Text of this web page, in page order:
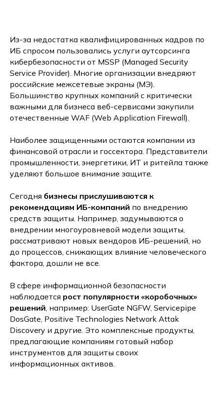
Из-за недостатка квалифицированных кадров по
ИБ спросом пользовались услуги аутсорсинга
кибербезопасности от MSSP (Managed Security
Service Provider). Многие организации внедряют
российские межсетевые экраны (МЭ).
Большинство крупных компаний с критически
важными для бизнеса веб-сервисами закупили
отечественные WAF (Web Application Firewall).
Наиболее защищенными остаются компании из
финансовой отрасли и госсектора. Представители
промышленности, энергетики, ИТ и ритейла также
уделяют большое внимание защите.
Сегодня бизнесы прислушиваются к
рекомендациям ИБ-компаний по внедрению
средств защиты. Например, задумываются о
внедрении многоуровневой модели защиты,
рассматривают новых вендоров ИБ-решений, но
до процессов, снижающих влияние человеческого
фактора, дошли не все.
В сфере информационной безопасности
наблюдается рост популярности «коробочных»
решений, например: UserGate NGFW, Servicepipe
DosGate, Positive Technologies Network Attak
Discovery и другие. Это комплексные продукты,
предлагающие компаниям готовый набор
инструментов для защиты своих
информационных активов.